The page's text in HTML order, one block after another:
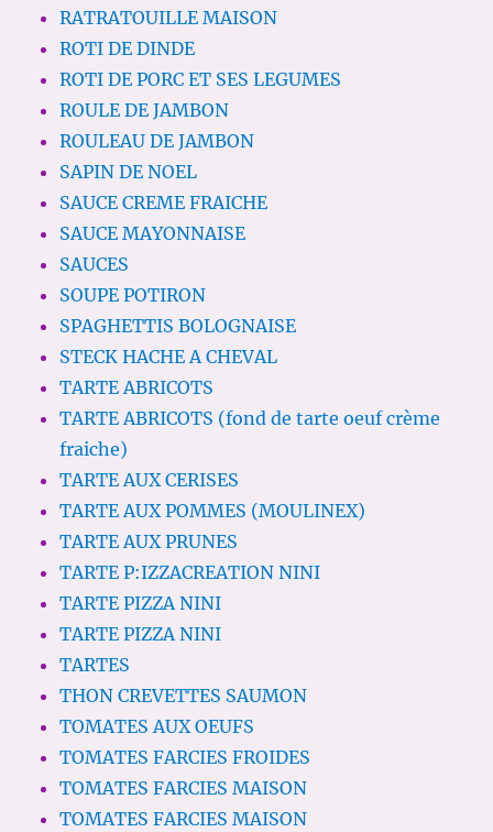
RATRATOUILLE MAISON
ROTI DE DINDE
ROTI DE PORC ET SES LEGUMES
ROULE DE JAMBON
ROULEAU DE JAMBON
SAPIN DE NOEL
SAUCE CREME FRAICHE
SAUCE MAYONNAISE
SAUCES
SOUPE POTIRON
SPAGHETTIS BOLOGNAISE
STECK HACHE A CHEVAL
TARTE ABRICOTS
TARTE ABRICOTS (fond de tarte oeuf crème
fraiche)
TARTE AUX CERISES
TARTE AUX POMMES (MOULINEX)
TARTE AUX PRUNES
TARTE P:IZZACREATION NINI
TARTE PIZZA NINI
TARTE PIZZA NINI
TARTES
THON CREVETTES SAUMON
TOMATES AUX OEUFS
TOMATES FARCIES FROIDES
TOMATES FARCIES MAISON
TOMATES FARCIES MAISON